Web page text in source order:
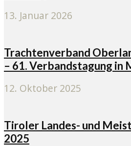
13. Januar 2026
Trachtenverband
– 61. Verbandstagung in
12. Oktober 2025
Tiroler Landes- und
2025